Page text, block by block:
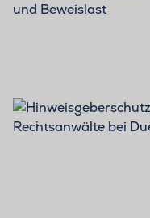
und Beweislast
BLOG